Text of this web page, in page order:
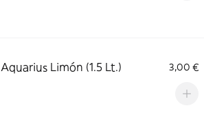
Aquarius Limón (1.5 Lt.) 3,00 €